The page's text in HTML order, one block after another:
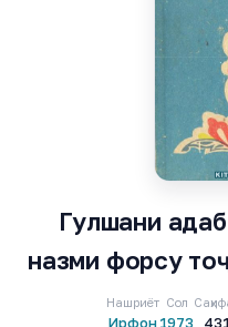
Гулшани
назми форсу
Нашриёт
Ирфон
Сол
1973 431